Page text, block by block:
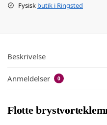
Fysisk butik i Ringsted
Beskrivelse
Anmeldelser 0
Flotte